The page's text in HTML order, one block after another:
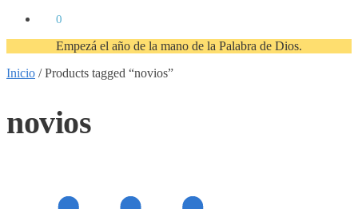
0
Empezá el año de la mano de la Palabra de Dios.
Inicio /Products tagged “novios”
novios